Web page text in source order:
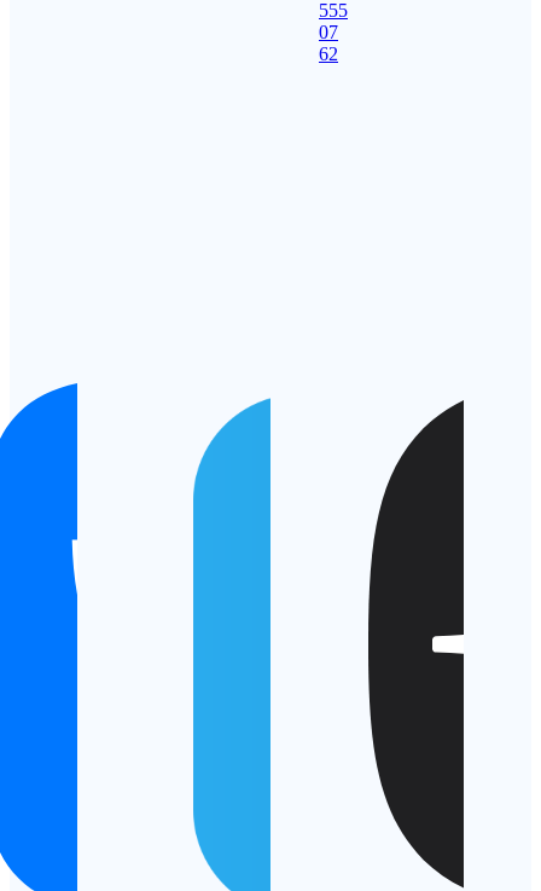
555
07
62